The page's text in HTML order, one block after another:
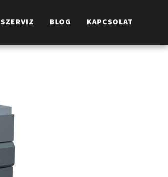
SZERVIZ BLOG KAPCSOLAT